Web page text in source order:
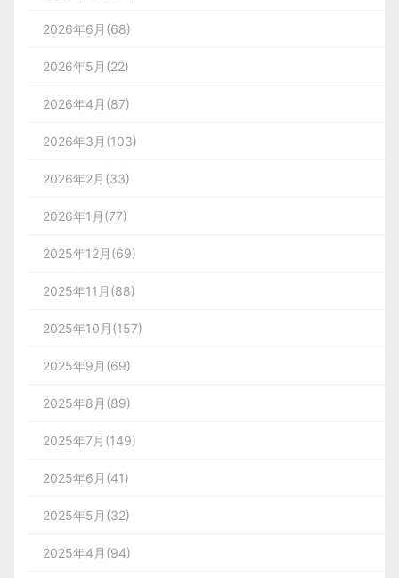
2026年6月(68)
2026年5月(22)
2026年4月(87)
2026年3月(103)
2026年2月(33)
2026年1月(77)
2025年12月(69)
2025年11月(88)
2025年10月(157)
2025年9月(69)
2025年8月(89)
2025年7月(149)
2025年6月(41)
2025年5月(32)
2025年4月(94)